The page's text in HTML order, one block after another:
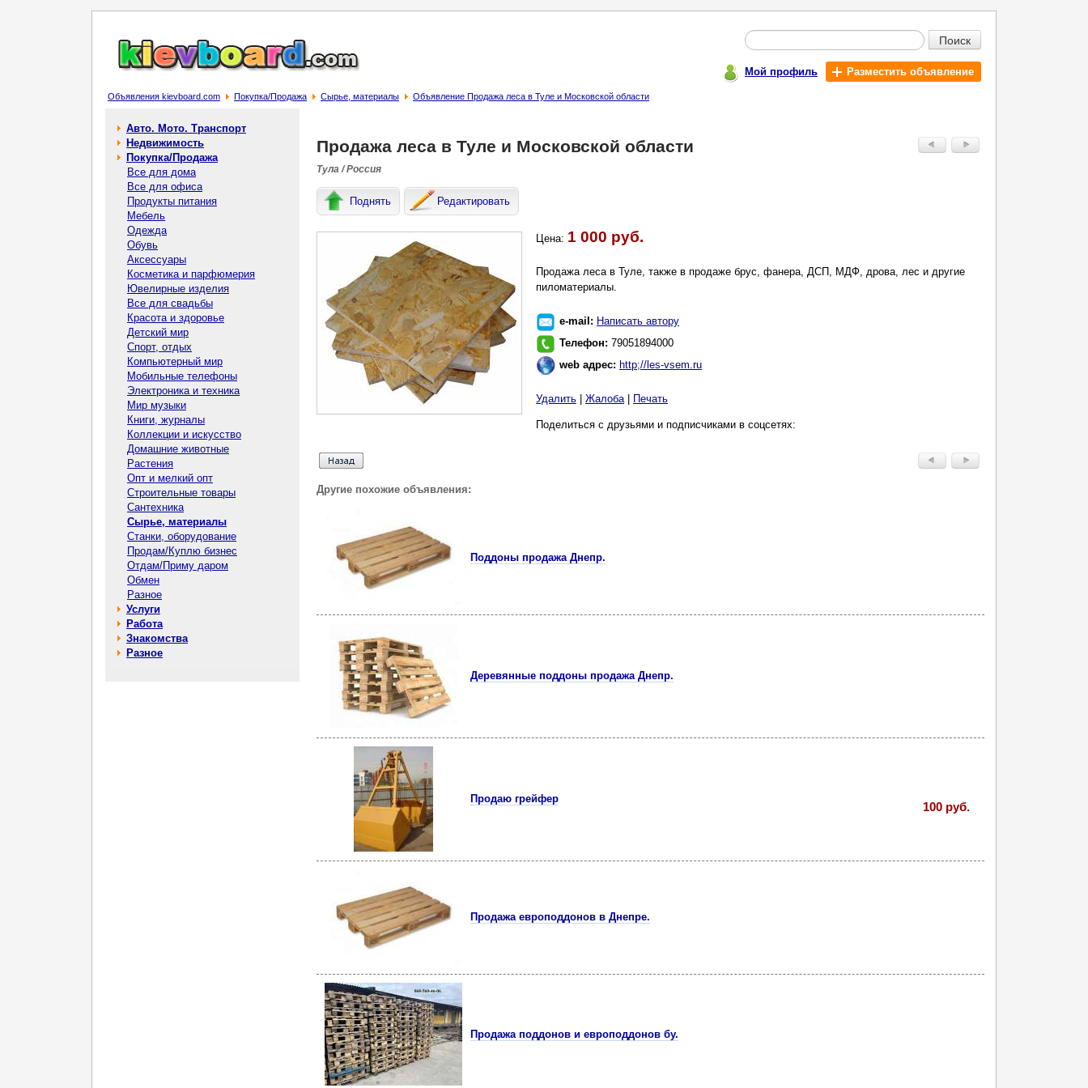
Поиск
Мой профиль Разместить объявление
Объявления kievboard.com Покупка/Продажа Сырье, материалы Объявление Продажа леса в Туле и Московской области
Авто. Мото. Транспорт
Недвижимость
Покупка/Продажа
Все для дома
Все для офиса
Продукты питания
Мебель
Одежда
Обувь
Аксессуары
Косметика и парфюмерия
Ювелирные изделия
Все для свадьбы
Красота и здоровье
Детский мир
Спорт, отдых
Компьютерный мир
Мобильные телефоны
Электроника и техника
Мир музыки
Книги, журналы
Коллекции и искусство
Домашние животные
Растения
Опт и мелкий опт
Строительные товары
Сантехника
Сырье, материалы
Станки, оборудование
Продам/Куплю бизнес
Отдам/Приму даром
Обмен
Разное
Услуги
Работа
Знакомства
Разное
Продажа леса в Туле и Московской области
Тула / Россия
Поднять Редактировать
Цена: 1 000 руб.
Продажа леса в Туле, также в продаже брус, фанера, ДСП, МДФ, дрова, лес и другие
пиломатериалы.
e-mail: Написать автору
Телефон: 79051894000
web адрес: http;//les-vsem.ru
Удалить Жалоба| Печать
Поделиться с друзьями и подписчиками в соцсетях:
Другие похожие объявления:
Поддоны продажа Днепр.
Деревянные поддоны продажа Днепр.
Продаю грейфер
100 руб.
Продажа европоддонов в Днепре.
Продажа поддонов и европоддонов бу.